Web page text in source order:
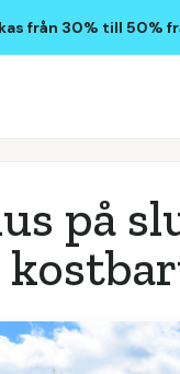
från 30% till 50%
på